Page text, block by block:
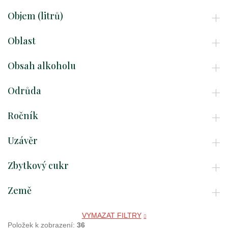
Objem (litrů)
Oblast
Obsah alkoholu
Odrůda
Ročník
Uzávěr
Zbytkový cukr
Země
VYMAZAT FILTRY
Položek k zobrazení: 36
rheingau
339